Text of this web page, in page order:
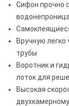
Сифон прочно
Вручную
трубы
Воротник и
лоток для
Высокая